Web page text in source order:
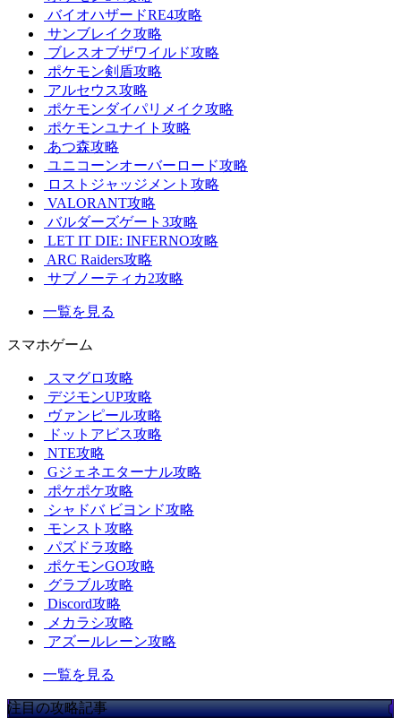
バイオハザードRE4攻略
サンブレイク攻略
ブレスオブザワイルド攻略
ポケモン剣盾攻略
アルセウス攻略
ポケモンダイパリメイク攻略
ポケモンユナイト攻略
あつ森攻略
ユニコーンオーバーロード攻略
ロストジャッジメント攻略
VALORANT攻略
バルダーズゲート3攻略
LET IT DIE: INFERNO攻略
ARC Raiders攻略
サブノーティカ2攻略
一覧を見る
スマホゲーム
スマグロ攻略
デジモンUP攻略
ヴァンピール攻略
ドットアビス攻略
NTE攻略
Gジェネエターナル攻略
ポケポケ攻略
シャドバ ビヨンド攻略
モンスト攻略
パズドラ攻略
ポケモンGO攻略
グラブル攻略
Discord攻略
メカラシ攻略
アズールレーン攻略
一覧を見る
注目の攻略記事